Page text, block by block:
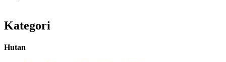
Kategori
Hutan